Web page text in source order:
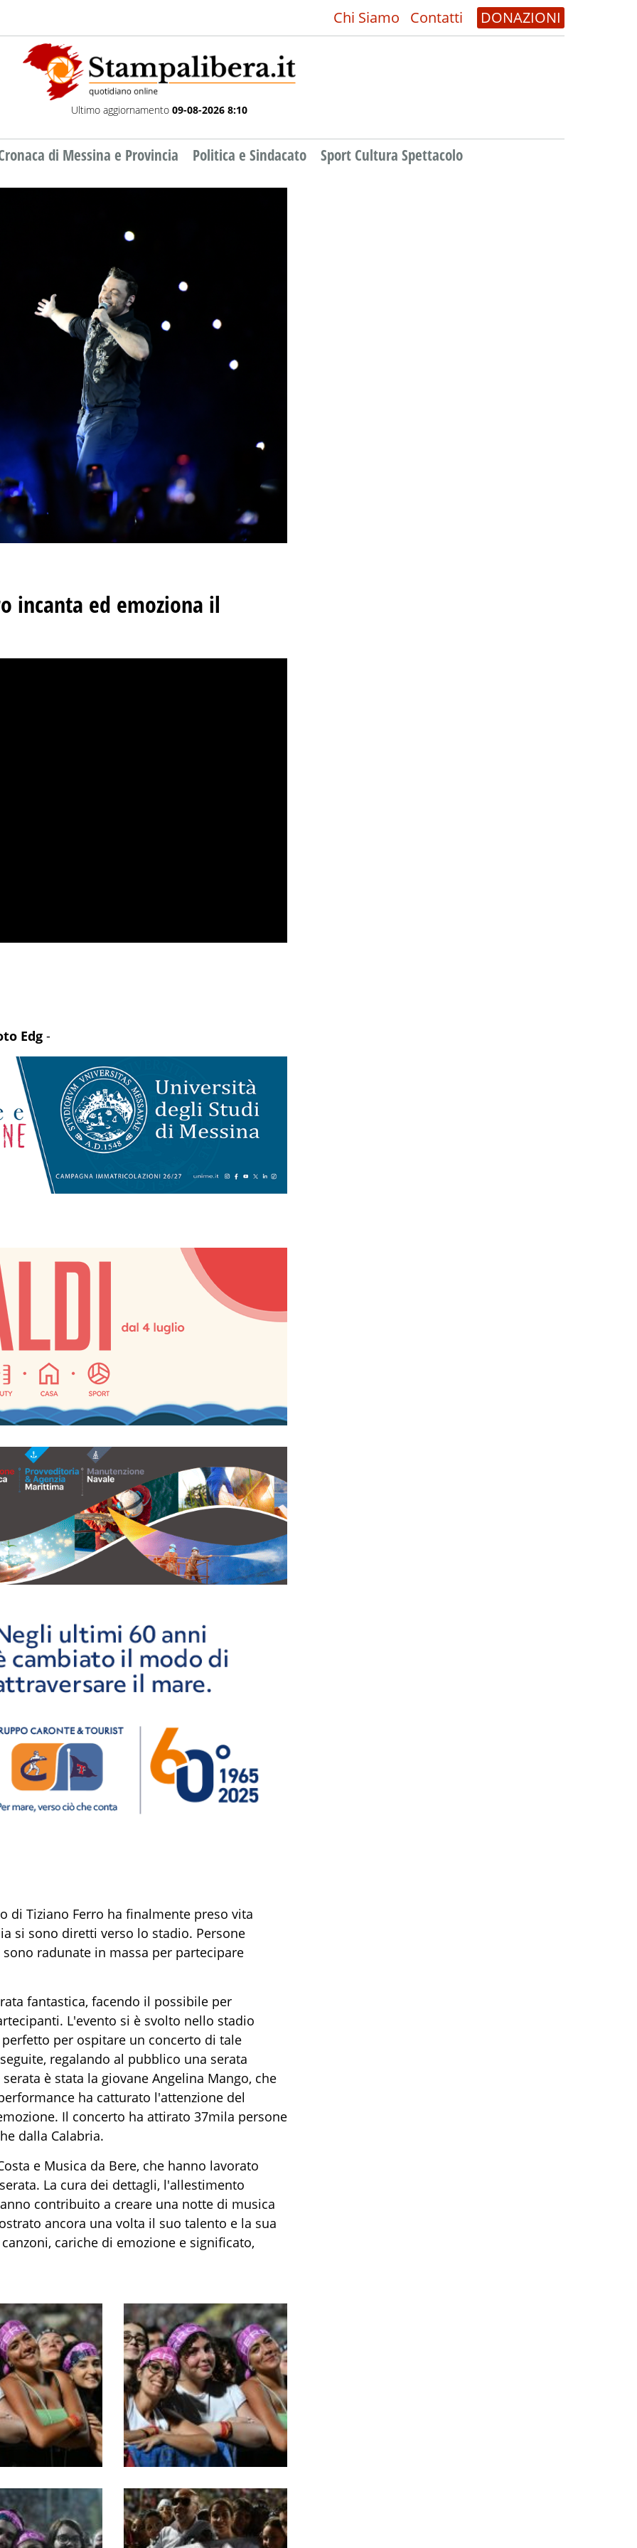
Chi Siamo Contatti DONAZIONI
Ultimo aggiornamento 09-08-2026 8:10
di Messina e Provincia Politica e Sindacato Sport Cultura Spettacolo
incanta ed emoziona il
Edg -
di Tiziano Ferro ha finalmente preso vita
si sono diretti verso lo stadio. Persone
radunate in massa per partecipare
fantastica, facendo il possibile per
L'evento si è svolto nello stadio
per ospitare un concerto di tale
regalando al pubblico una serata
è stata la giovane Angelina Mango, che
ha catturato l'attenzione del
Il concerto ha attirato 37mila persone
dalla Calabria.
e Musica da Bere, che hanno lavorato
La cura dei dettagli, l'allestimento
contribuito a creare una notte di musica
ancora una volta il suo talento e la sua
cariche di emozione e significato,